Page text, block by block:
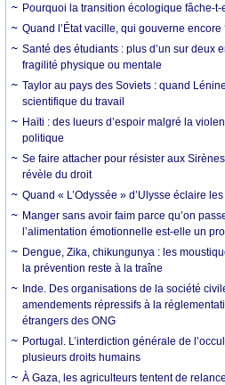
Pourquoi la transition écologique fâche-
Quand l’État vacille, qui gouverne encore
Santé des étudiants : plus d’un sur deux
fragilité physique ou mentale
Taylor au pays des Soviets : quand
scientifique du travail
Haïti : des lueurs d’espoir malgré la
politique
Se faire attacher pour résister aux
révèle du droit
Quand « L’Odyssée » d’Ulysse éclaire
Manger sans avoir faim parce qu’on
l’alimentation émotionnelle est-elle un
Dengue, Zika, chikungunya : les
la prévention reste à la traîne
Inde. Des organisations de la société
amendements répressifs à la
étrangers des ONG
Portugal. L’interdiction générale de
plusieurs droits humains
À Gaza, les agriculteurs tentent de